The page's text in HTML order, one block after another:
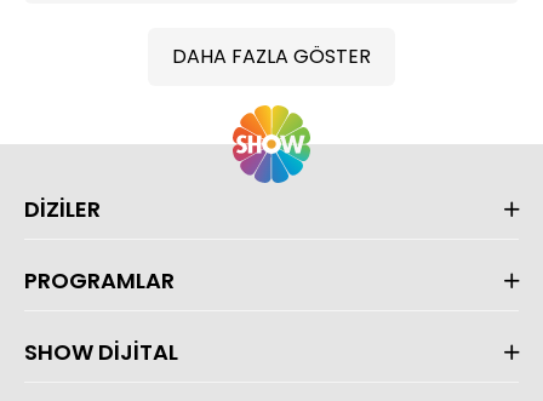
DAHA FAZLA GÖSTER
DİZİLER
PROGRAMLAR
SHOW DİJİTAL